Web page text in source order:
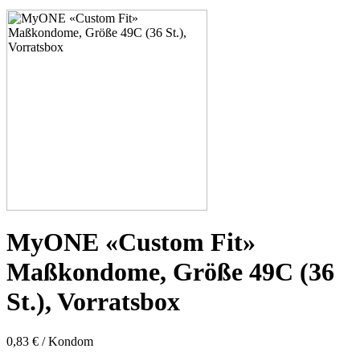
53D
53E
53F
57H
57K
60E
60F
60G
60H
60K
60L
MyONE «Custom Fit»
Maßkondome, Größe 49C (36
St.), Vorratsbox
0,83 € / Kondom